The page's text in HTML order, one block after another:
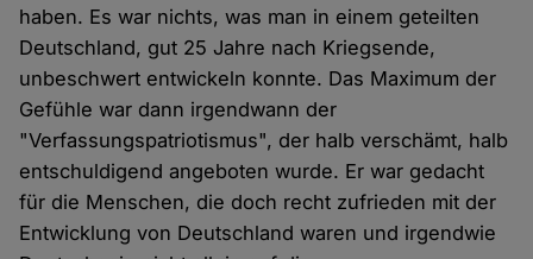
haben. Es war nichts, was man in einem geteilten
Deutschland, gut 25 Jahre nach Kriegsende,
unbeschwert entwickeln konnte. Das Maximum der
Gefühle war dann irgendwann der
"Verfassungspatriotismus", der halb verschämt, halb
entschuldigend angeboten wurde. Er war gedacht
für die Menschen, die doch recht zufrieden mit der
Entwicklung von Deutschland waren und irgendwie